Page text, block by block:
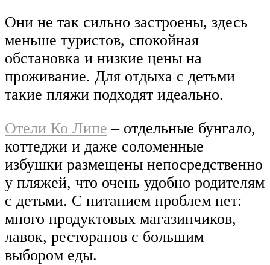
Они не так сильно застроены, здесь
меньше туристов, спокойная
обстановка и низкие цены на
проживание. Для отдыха с детьми
такие пляжи подходят идеально.
Отели Ко Липе – отдельные бунгало,
коттеджи и даже соломенные
избушки размещены непосредственно
у пляжей, что очень удобно родителям
с детьми. С питанием проблем нет:
много продуктовых магазинчиков,
лавок, ресторанов с большим
выбором еды.